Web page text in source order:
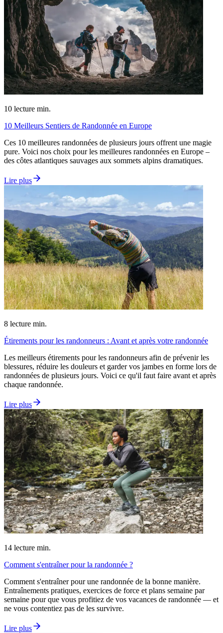
10 lecture min.
10 Meilleurs Sentiers de Randonnée en Europe
Ces 10 meilleures randonnées de plusieurs jours offrent une magie
pure. Voici nos choix pour les meilleures randonnées en Europe –
des côtes atlantiques sauvages aux sommets alpins dramatiques.
Lire plus
8 lecture min.
Étirements pour les randonneurs : Avant et après votre randonnée
Les meilleurs étirements pour les randonneurs afin de prévenir les
blessures, réduire les douleurs et garder vos jambes en forme lors de
randonnées de plusieurs jours. Voici ce qu'il faut faire avant et après
chaque randonnée.
Lire plus
14 lecture min.
Comment s'entraîner pour la randonnée ?
Comment s'entraîner pour une randonnée de la bonne manière.
Entraînements pratiques, exercices de force et plans semaine par
semaine pour que vous profitiez de vos vacances de randonnée — et
ne vous contentiez pas de les survivre.
Lire plus